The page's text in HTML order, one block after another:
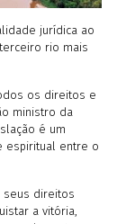
jurídica ao
rio mais
os direitos e
ministro da
é um
espiritual entre o
seus direitos
a vitória,